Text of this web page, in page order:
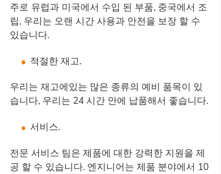
주로 유럽과 미국에서 수입 된 부품, 중국에서 조
립, 우리는 오랜 시간 사용과 안전을 보장 할 수
있습니다.
적절한 재고.
우리는 재고에있는 많은 종류의 예비 품목이 있
습니다, 우리는 24 시간 안에 납품해서 좋습니다.
서비스.
전문 서비스 팀은 제품에 대한 강력한 지원을 제
공 할 수 있습니다. 엔지니어는 제품 분야에서 10